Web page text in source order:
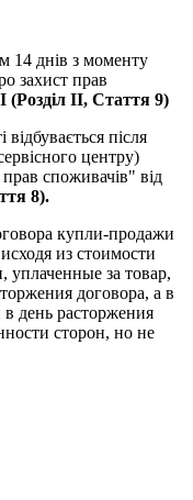
14 днів з моменту
захист прав
II, Стаття 9)
після
центру)
споживачів" від
8).
купли-продажи
из стоимости
уплаченные за товар,
договора, а в
день расторжения
сторон, но не